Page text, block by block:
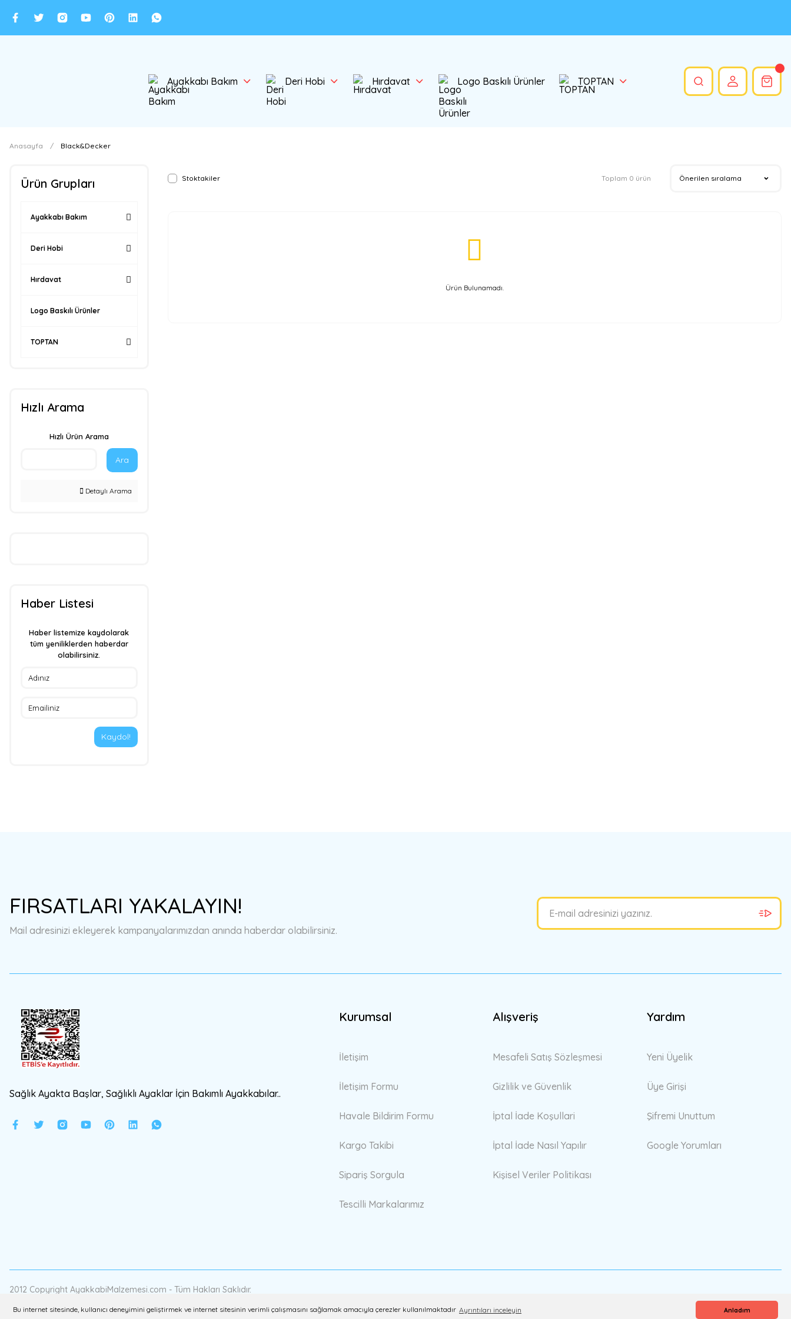
Bu internet sitesinde, kullanıcı deneyimini geliştirmek ve internet sitesinin verimli çalışmasını sağlamak amacıyla çerezler kullanılmaktadır Ayrıntıları inceleyin Anladım
Ayakkabı Bakım Deri Hobi Hırdavat Logo Baskılı Ürünler TOPTAN
Anasayfa Black&Decker
Ürün Grupları
Ayakkabı Bakım
Deri Hobi
Hırdavat
Logo Baskılı Ürünler
TOPTAN
Hızlı Arama
Hızlı Ürün Arama
Ara
Detaylı Arama
Haber Listesi
Haber listemize kaydolarak
tüm yeniliklerden haberdar
olabilirsiniz.
Kaydol!
Stoktakiler Toplam 0 ürün
Ürün Bulunamadı.
FIRSATLARI YAKALAYIN!
Mail adresinizi ekleyerek kampanyalarımızdan anında haberdar olabilirsiniz.
Sağlık Ayakta Başlar, Sağlıklı Ayaklar İçin Bakımlı Ayakkabılar..
Kurumsal
İletişim
İletişim Formu
Havale Bildirim Formu
Kargo Takibi
Sipariş Sorgula
Tescilli Markalarımız
Alışveriş
Mesafeli Satış Sözleşmesi
Gizlilik ve Güvenlik
İptal İade Koşullari
İptal İade Nasıl Yapılır
Kişisel Veriler Politikası
Yardım
Yeni Üyelik
Üye Girişi
Şifremi Unuttum
Google Yorumları
2012 Copyright AyakkabiMalzemesi.com - Tüm Hakları Saklıdır.